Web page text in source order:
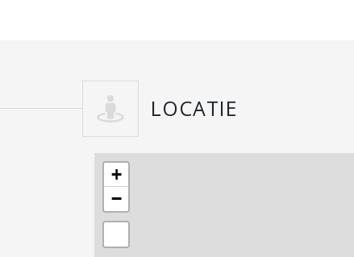
LOCATIE
+
−